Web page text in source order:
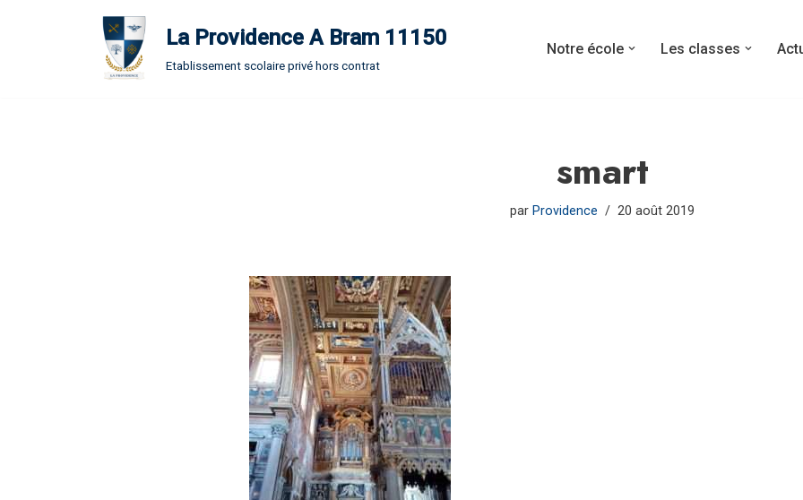
La Providence A Bram 11150
Etablissement scolaire privé hors contrat
Notre école Les classes
smart
par Providence 20 août 2019